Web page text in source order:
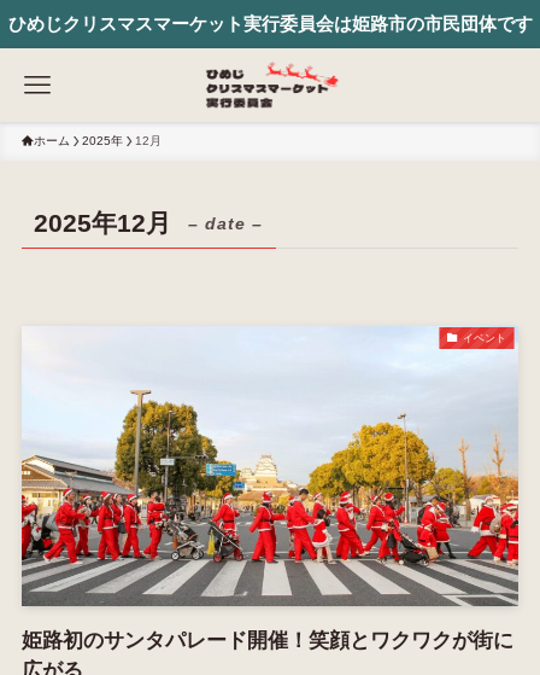
ひめじクリスマスマーケット実行委員会は姫路市の市民団体です
ホーム 2025年 12月
2025年12月 – date –
イベント
姫路初のサンタパレード開催！笑顔とワクワクが街に